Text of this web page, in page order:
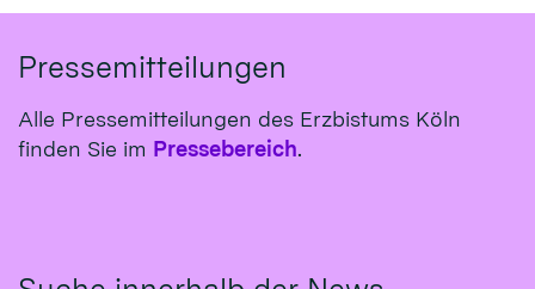
Pressemitteilungen
Alle Pressemitteilungen des Erzbistums Köln
finden Sie im Pressebereich.